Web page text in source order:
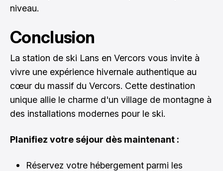
niveau.
Conclusion
La station de ski Lans en Vercors vous invite à
vivre une expérience hivernale authentique au
cœur du massif du Vercors. Cette destination
unique allie le charme d'un village de montagne à
des installations modernes pour le ski.
Planifiez votre séjour dès maintenant :
Réservez votre hébergement parmi les